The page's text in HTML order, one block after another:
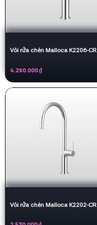
Vòi rửa chén Malloca K2206-CR
4.290.000₫
Vòi rửa chén Malloca K2202-CR